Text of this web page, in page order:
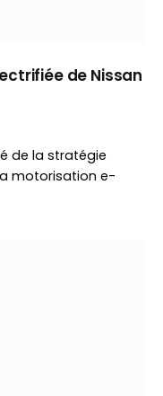
de Nissan
de la stratégie
motorisation e-